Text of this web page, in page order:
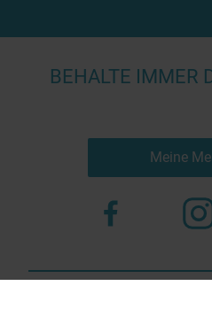
BEHALTE IMMER
Meine